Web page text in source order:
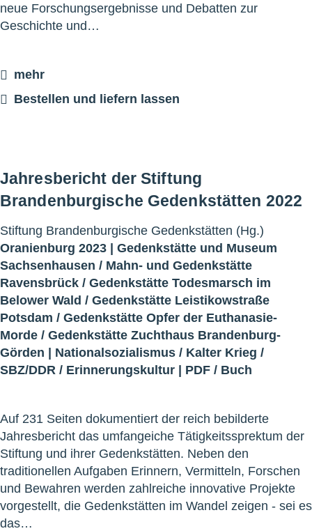
neue Forschungsergebnisse und Debatten zur
Geschichte und…
mehr
Bestellen und liefern lassen
Jahresbericht der Stiftung
Brandenburgische Gedenkstätten 2022
Stiftung Brandenburgische Gedenkstätten (Hg.)
Oranienburg 2023 | Gedenkstätte und Museum
Sachsenhausen / Mahn- und Gedenkstätte
Ravensbrück / Gedenkstätte Todesmarsch im
Belower Wald / Gedenkstätte Leistikowstraße
Potsdam / Gedenkstätte Opfer der Euthanasie-
Morde / Gedenkstätte Zuchthaus Brandenburg-
Görden | Nationalsozialismus / Kalter Krieg /
SBZ/DDR / Erinnerungskultur | PDF / Buch
Auf 231 Seiten dokumentiert der reich bebilderte
Jahresbericht das umfangeiche Tätigkeitssprektum der
Stiftung und ihrer Gedenkstätten. Neben den
traditionellen Aufgaben Erinnern, Vermitteln, Forschen
und Bewahren werden zahlreiche innovative Projekte
vorgestellt, die Gedenkstätten im Wandel zeigen - sei es
das…